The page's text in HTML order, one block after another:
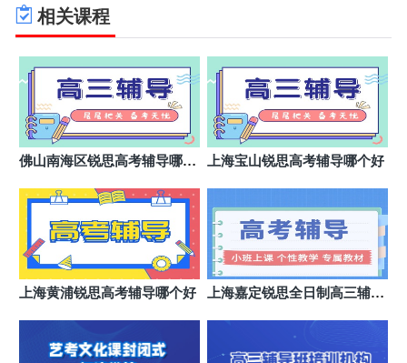
北京市海淀区中关村
北京丰台区金博中高考辅导(方庄校区)
北京东城区金博中高考辅导(交道口校区)
北京市东城区交道口街道
9 北京朝阳区金博中高考辅导常营校区
10 北京大兴区金博中高考辅导
北京市大兴区黄村枣园路8号居然之家
11 北京丰台区金博中高考辅导(角门校区)
北京市丰台区马家堡西路15号时代风帆大厦
北京东城区金博中高考辅导(王府井校区)
北京市东城区灯市口大街33号国中商业大厦
相关课程
佛山南海区锐思高考辅导哪个
上海宝山锐思高考辅导哪个好
上海黄浦锐思高考辅导哪个好
上海嘉定锐思全日制高三辅导